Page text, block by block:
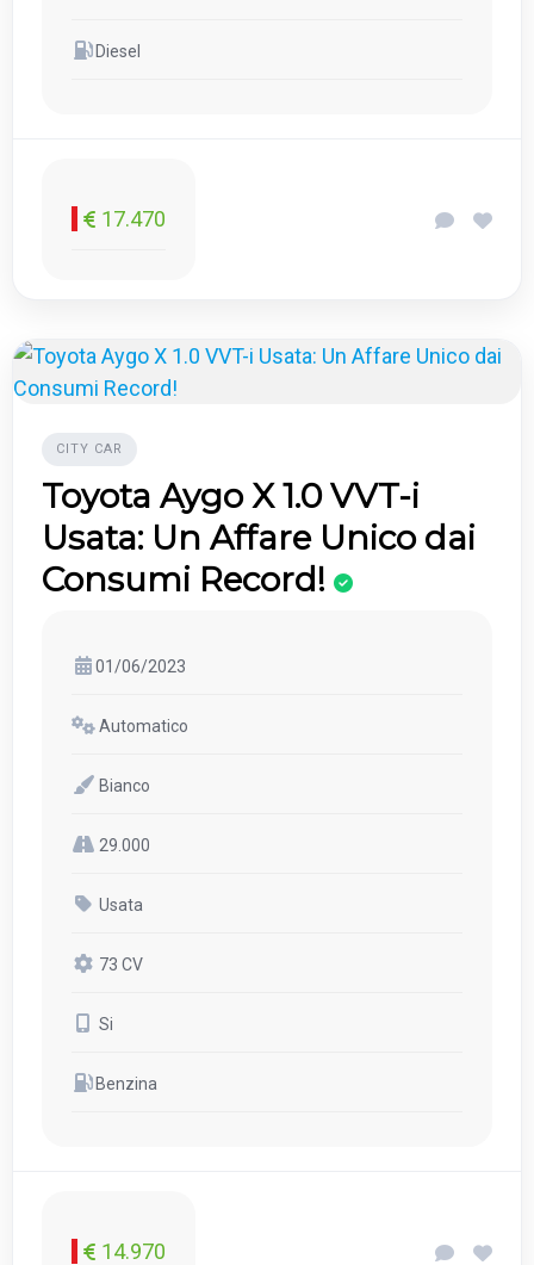
Diesel
17.470
CITY CAR
Toyota Aygo X 1.0 VVT-i
Usata: Un Affare Unico dai
Consumi Record!
01/06/2023
Automatico
Bianco
29.000
Usata
73 CV
Si
Benzina
14.970